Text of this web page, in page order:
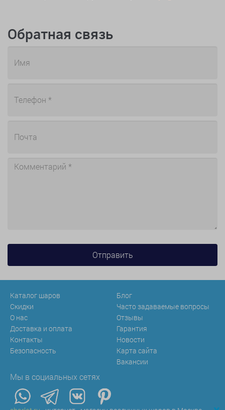
Обратная связь
Каталог шаров
Скидки
О нас
Доставка и оплата
Контакты
Безопасность
Блог
Часто задаваемые вопросы
Отзывы
Гарантия
Новости
Карта сайта
Вакансии
Мы в социальных сетях